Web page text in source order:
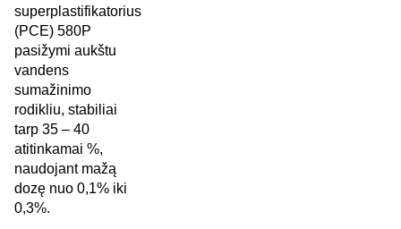
superplastifikatorius
(PCE) 580P
pasižymi aukštu
vandens
sumažinimo
rodikliu, stabiliai
tarp 35 – 40
atitinkamai %,
naudojant mažą
dozę nuo 0,1% iki
0,3%.